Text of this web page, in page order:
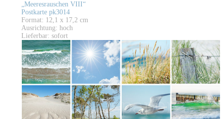
„Meeresrauschen VIII“
Postkarte pk3014
Format: 12,1 x 17,2 cm
Ausrichtung: hoch
Lieferbar: sofort